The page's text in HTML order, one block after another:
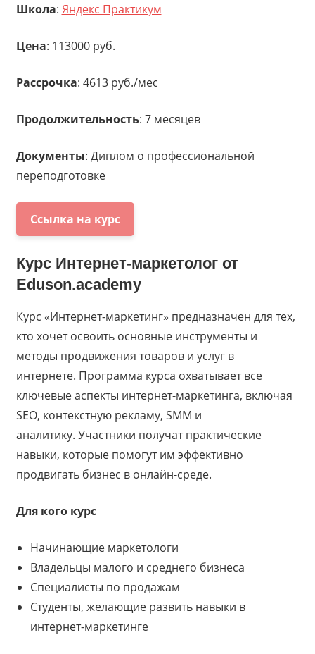
Школа: Яндекс Практикум
Цена: 113000 руб.
Рассрочка: 4613 руб./мес
Продолжительность: 7 месяцев
Документы: Диплом о профессиональной
переподготовке
Ссылка на курс
Курс Интернет-маркетологот
Eduson.academy
Курс «Интернет-маркетинг» предназначен для тех,
кто хочет освоить основные инструменты и
методы продвижения товаров и услуг в
интернете. Программа курса охватывает все
ключевые аспекты интернет-маркетинга, включая
SEO, контекстную рекламу, SMM и
аналитику. Участники получат практические
навыки, которые помогут им эффективно
продвигать бизнес в онлайн-среде.
Для кого курс
Начинающие маркетологи
Владельцы малого и среднего бизнеса
Специалисты по продажам
Студенты, желающие развить навыки в
интернет-маркетинге